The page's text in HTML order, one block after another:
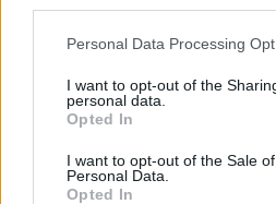
Personal Data Processing
I want to opt-out of the
personal data.
Opted In
I want to opt-out of the Sale
Personal Data.
Opted In
Lrytas.lt
Mobiliuoju telefonu